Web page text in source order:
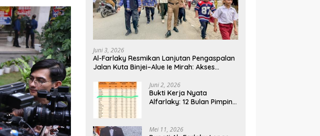
Juni 3, 2026
Al-Farlaky Resmikan Lanjutan Pengaspalan
Jalan Kuta Binjei–Alue Ie Mirah: Akses
Juni 2, 2026
Bukti Kerja Nyata
Alfarlaky: 12 Bulan Pimpin,
Mei 11, 2026